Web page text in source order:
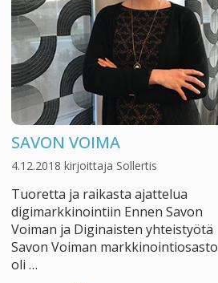
SAVON VOIMA
4.12.2018 kirjoittaja Sollertis
Tuoretta ja raikasta ajattelua
digimarkkinointiin Ennen Savon
Voiman ja Diginaisten yhteistyötä
Savon Voiman markkinointiosasto
oli …